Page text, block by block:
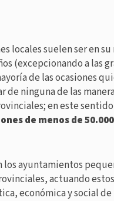
locales suelen ser en
(excepcionando a las
de las ocasiones
ninguna de las
en este
de menos de
los ayuntamientos
actuando
económica y social